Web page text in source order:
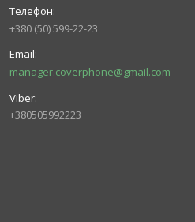
+380 (50) 599-22-23
manager.coverphone@gmail.com
+380505992223